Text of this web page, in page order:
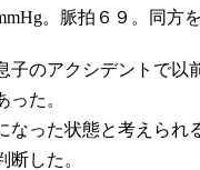
。脈拍６９。同方を
子のアクシデントで以
った。
なった状態と考えられ
断した。